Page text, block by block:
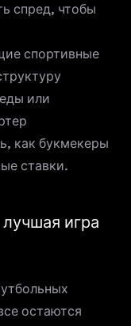
спред, чтобы
спортивные
или
как букмекеры
ставки.
игра
остаются